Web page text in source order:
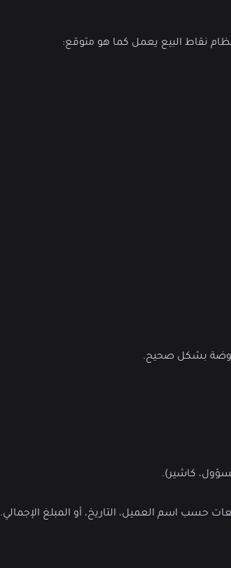
نظام نقاط البيع يعمل كما هو متوقع:
بشكل صحيح.
كاشير).
حسب اسم العميل، التاريخ، أو المبلغ الإجمالي.